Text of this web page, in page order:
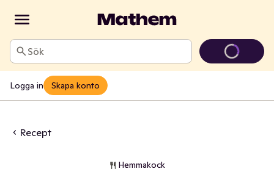
Sök
Logga in Skapa konto
Recept
Hemmakock